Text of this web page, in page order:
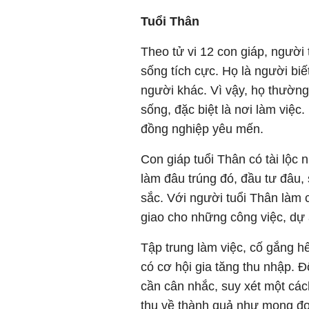
Tuổi Thân
Theo tử vi 12 con giáp,
sống tích cực. Họ là người
người khác. Vì vậy, họ
sống, đặc biệt là nơi làm
đồng nghiệp yêu mến.
Con giáp tuổi Thân có tài lộc
làm đâu trúng đó, đầu tư
sắc. Với người tuổi Thân làm
giao cho những công việc, dự
Tập trung làm việc, cố gắng
có cơ hội gia tăng thu nhập.
cần cân nhắc, suy xét một
thu về thành quả như mong